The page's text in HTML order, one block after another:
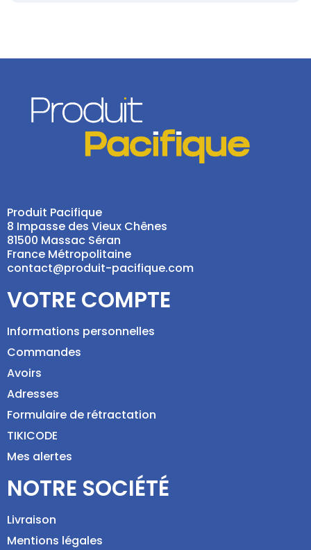
Produit Pacifique
8 Impasse des Vieux Chênes
81500 Massac Séran
France Métropolitaine
contact@produit-pacifique.com
VOTRE COMPTE
Informations personnelles
Commandes
Avoirs
Adresses
Formulaire de rétractation
TIKICODE
Mes alertes
NOTRE SOCIÉTÉ
Livraison
Mentions légales